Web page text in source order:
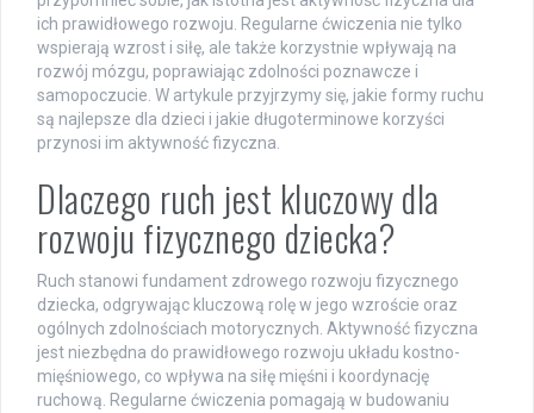
ich prawidłowego rozwoju. Regularne ćwiczenia nie tylko
wspierają wzrost i siłę, ale także korzystnie wpływają na
rozwój mózgu, poprawiając zdolności poznawcze i
samopoczucie. W artykule przyjrzymy się, jakie formy ruchu
są najlepsze dla dzieci i jakie długoterminowe korzyści
przynosi im aktywność fizyczna.
Dlaczego ruch jest kluczowy dla
rozwoju fizycznego dziecka?
Ruch stanowi fundament zdrowego rozwoju fizycznego
dziecka, odgrywając kluczową rolę w jego wzroście oraz
ogólnych zdolnościach motorycznych. Aktywność fizyczna
jest niezbędna do prawidłowego rozwoju układu kostno-
mięśniowego, co wpływa na siłę mięśni i koordynację
ruchową. Regularne ćwiczenia pomagają w budowaniu